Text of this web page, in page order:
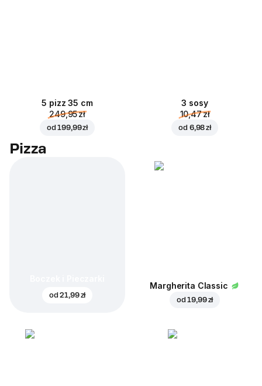
5 pizz 35 cm
249,95 zł
od199,99 zł
3 sosy
10,47 zł
od 6,98 zł
Pizza
od21,99 zł
Margherita Classic
od19,99 zł